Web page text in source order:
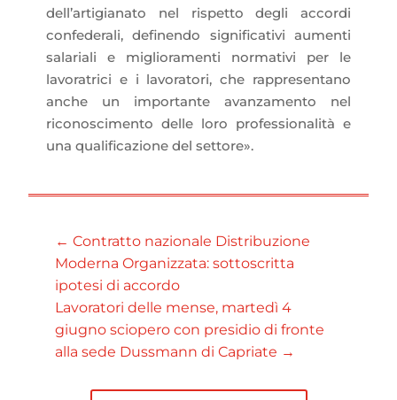
dell’artigianato nel rispetto degli accordi
confederali, definendo significativi aumenti
salariali e miglioramenti normativi per le
lavoratrici e i lavoratori, che rappresentano
anche un importante avanzamento nel
riconoscimento delle loro professionalità e
una qualificazione del settore».
←Contratto nazionale Distribuzione
Moderna Organizzata: sottoscritta
ipotesi di accordo
Lavoratori delle mense, martedì 4
giugno sciopero con presidio di fronte
alla sede Dussmann di Capriate →